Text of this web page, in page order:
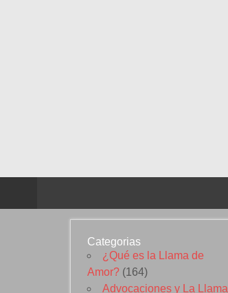
Categorias
¿Qué es la Llama de
Amor? (164)
Advocaciones y La Llama